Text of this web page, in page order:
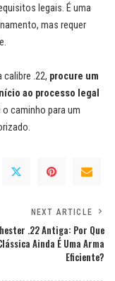
legais. É uma
mas requer
.22, procure um
ao processo legal
caminho para um
NEXT ARTICLE
.22 Antiga: Por Que
Ainda É Uma Arma
Eficiente?